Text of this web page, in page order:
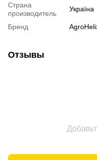
Страна
производитель
Україна
Бренд
Отзывы